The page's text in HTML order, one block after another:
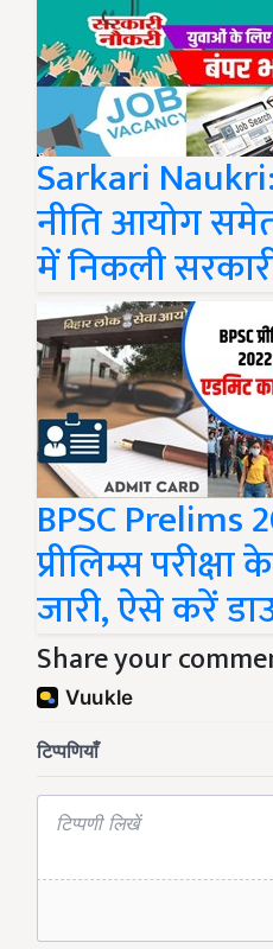
Sarkari
नीति आयोग
में निकली
BPSC Prelims
प्रीलिम्स परीक्षा
जारी, ऐसे करें
Share your